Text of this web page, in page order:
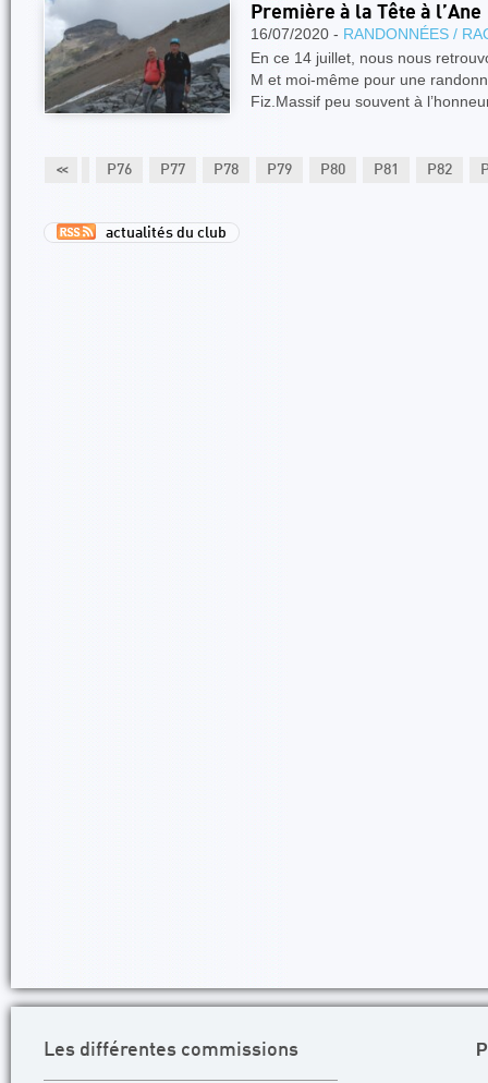
Première à la Tête à l’Ane
16/07/2020 - RANDONNÉES /
En ce 14 juillet, nous nous
M et moi-même pour une
Fiz.Massif peu souvent à
<<
P75 P76 P77 P78 P79 P80 P81 P82
actualités du club
Les différentes commissions